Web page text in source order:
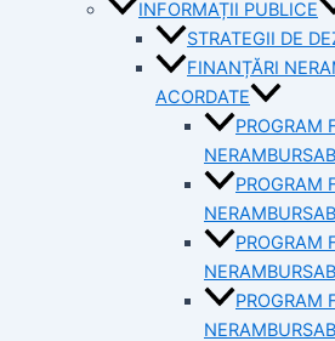
INFORMAȚII PUBLICE
STRATEGII DE
FINANȚĂRI
ACORDATE
PROGRAM
PROGRAM
PROGRAM
PROGRAM